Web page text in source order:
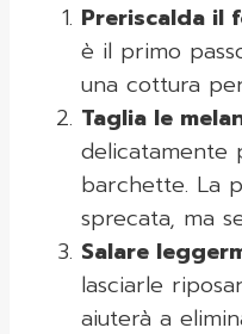
Preriscalda il
è il primo
una cottura
Taglia le
delicatamente
barchette. La
sprecata, ma
Salare
lasciarle
aiuterà a